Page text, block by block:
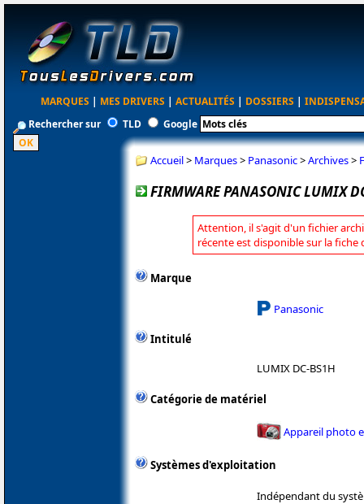
MARQUES | MES DRIVERS | ACTUALITÉS | DOSSIERS |
Rechercher sur
TLD Google
Accueil> Marques> Panasonic>Archives>
FIRMWARE PANASONIC LUMIX
Attention, il s'agit d'un fichier
récente est disponible sur la fiche
Marque
Panasonic
Intitulé
LUMIX DC-BS1H
Catégorie de matériel
Appareil photo
Systèmes d'exploitation
Indépendant du